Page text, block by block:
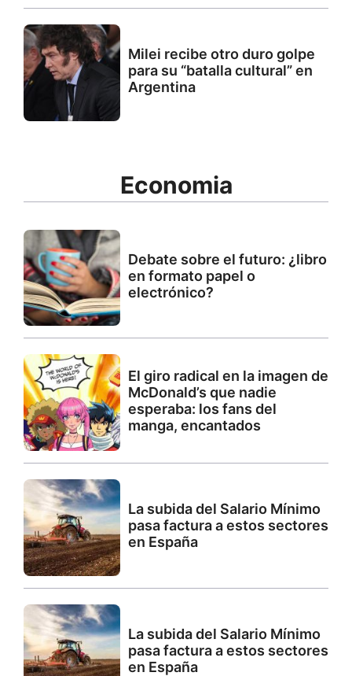
Milei recibe otro duro golpe
para su “batalla cultural” en
Argentina
Economia
Debate sobre el futuro: ¿libro
en formato papel o
electrónico?
El giro radical en la imagen de
McDonald’s que nadie
esperaba: los fans del
manga, encantados
La subida del Salario Mínimo
pasa factura a estos sectores
en España
La subida del Salario Mínimo
pasa factura a estos sectores
en España